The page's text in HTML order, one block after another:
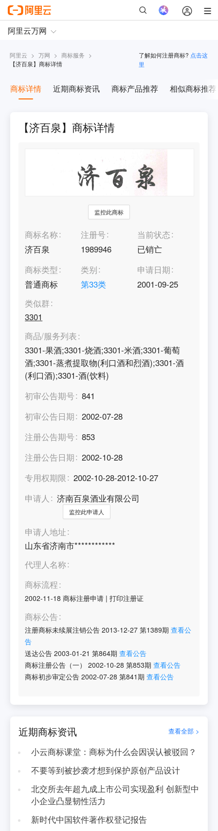
阿里云 > 万网 > 商标服务 >
【济百泉】商标详情
了解如何注册商标? 点击这
里
商标详情 近期商标资讯 商标产品推荐 相似商标推荐
【济百泉】商标详情
监控此商标
商标名称
济百泉
注册号
1989946
当前状态
已销亡
商标类型
普通商标
类别
第33类
申请日期
2001-09-25
类似群
3301
商品/服务列表
3301-果酒;3301-烧酒;3301-米酒;3301-葡萄
酒;3301-蒸煮提取物(利口酒和烈酒);3301-酒
(利口酒);3301-酒(饮料)
初审公告期号
841
初审公告日期
2002-07-28
注册公告期号
853
注册公告日期
2002-10-28
专用权期限
2002-10-28-2012-10-27
申请人
济南百泉酒业有限公司
监控此申请人
申请人地址
山东省济南市************
代理人名称
商标流程
2002-11-18 商标注册申请 |打印注册证
商标公告
注册商标未续展注销公告 2013-12-27 第1389期 查看公
告
送达公告 2003-01-21 第864期 查看公告
商标注册公告（一）
2002-10-28 第853期 查看公告
商标初步审定公告 2002-07-28 第841期 查看公告
近期商标资讯 查看全部 >
小云商标课堂：商标为什么会因误认被驳回？
不要等到被抄袭才想到保护原创产品设计
北交所去年超九成上市公司实现盈利 创新型中
小企业凸显韧性活力
新时代中国软件著作权登记报告